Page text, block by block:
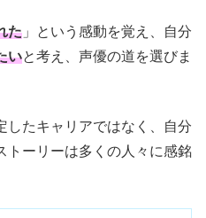
た 」という感動を覚え、自分
いと考え、声優の道を選びま
したキャリアではなく、自分
トーリーは多くの人々に感銘